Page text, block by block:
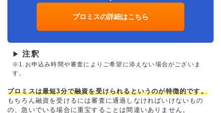
プロミスの詳細はこちら
▶ 注釈
※1.お申込み時間や審査によりご希望に添えない場合がございま
す。
プロミスは最短3分で融資を受けられるというのが特徴的です。
もちろん融資を受けるには審査に通過しなければいけないもの
の、急いでいる場合に重宝することは間違いありません。